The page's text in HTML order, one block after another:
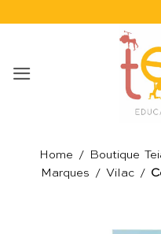
Home / Boutique
Marques / Vilac/